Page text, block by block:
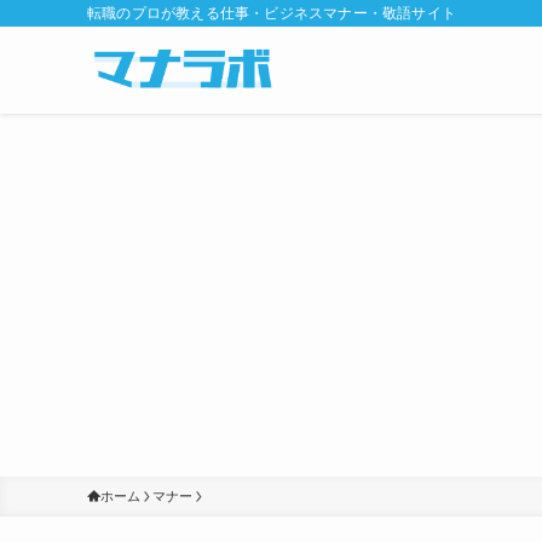
転職のプロが教える仕事・ビジネスマナー・敬語サイト
ホーム マナー